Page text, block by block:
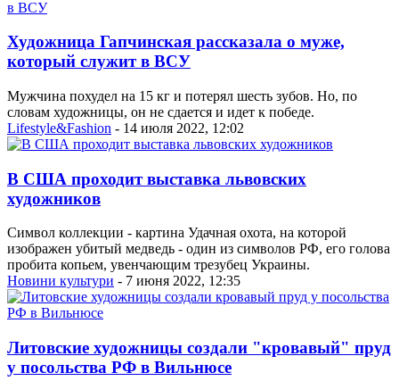
Художница Гапчинская рассказала о муже,
который служит в ВСУ
Мужчина похудел на 15 кг и потерял шесть зубов. Но, по
словам художницы, он не сдается и идет к победе.
Lifestyle&Fashion - 14 июля 2022, 12:02
В США проходит выставка львовских
художников
Символ коллекции - картина Удачная охота, на которой
изображен убитый медведь - один из символов РФ, его голова
пробита копьем, увенчающим трезубец Украины.
Новини культури - 7 июня 2022, 12:35
Литовские художницы создали "кровавый" пруд
у посольства РФ в Вильнюсе